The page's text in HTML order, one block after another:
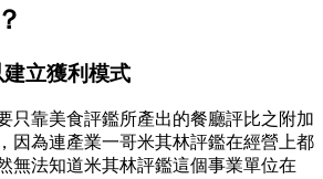
立獲利模式
只靠美食評鑑所產出的餐廳評比之附加
因為連產業一哥米其林評鑑在經營上都
無法知道米其林評鑑這個事業單位在